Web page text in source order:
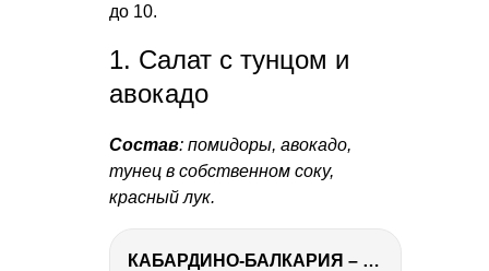
до 10.
1. Салат с тунцом и
авокадо
Состав: помидоры, авокадо,
тунец в собственном соку,
красный лук.
КАБАРДИНО-БАЛКАРИЯ – ПУТЕШЕСТВИЕ НА КАВКАЗ часть 3